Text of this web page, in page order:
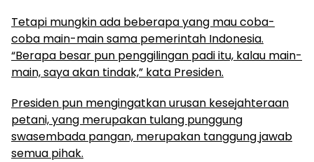
Tetapi mungkin ada beberapa yang mau coba-
coba main-main sama pemerintah Indonesia.
“Berapa besar pun penggilingan padi itu, kalau main-
main, saya akan tindak,” kata Presiden.
Presiden pun mengingatkan urusan kesejahteraan
petani, yang merupakan tulang punggung
swasembada pangan, merupakan tanggung jawab
semua pihak.